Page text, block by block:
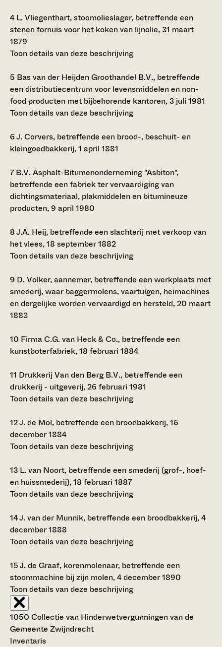
4 L. Vliegenthart, stoomolieslager, betreffende een
stenen fornuis voor het koken van lijnolie, 31 maart
1879
Toon details van deze beschrijving
5 Bas van der Heijden Groothandel B.V., betreffende
een distributiecentrum voor levensmiddelen en non-
food producten met bijbehorende kantoren, 3 juli 1981
Toon details van deze beschrijving
6J. Corvers, betreffende een brood-, beschuit- en
kleingoedbakkerij, 1 april 1881
7 B.V. Asphalt-Bitumenonderneming "Asbiton",
betreffende een fabriek ter vervaardiging van
dichtingsmateriaal, plakmiddelen en bitumineuze
producten, 9 april 1980
8J.A. Heij, betreffende een slachterij met verkoop van
het vlees, 18 september 1882
Toon details van deze beschrijving
9 D. Volker, aannemer, betreffende een werkplaats met
smederij, waar baggermolens, vaartuigen, heimachines
en dergelijke worden vervaardigd en hersteld, 20 maart
1883
10 Firma C.G. van Heck & Co., betreffende een
kunstboterfabriek, 18 februari 1884
11 Drukkerij Van den Berg B.V., betreffende een
drukkerij - uitgeverij, 26 februari 1981
Toon details van deze beschrijving
12J. de Mol, betreffende een broodbakkerij, 16
december 1884
Toon details van deze beschrijving
13 L. van Noort, betreffende een smederij (grof-, hoef-
en huissmederij), 18 februari 1887
Toon details van deze beschrijving
14J. van der Munnik, betreffende een broodbakkerij, 4
december 1888
Toon details van deze beschrijving
15J. de Graaf, korenmolenaar, betreffende een
stoommachine bij zijn molen, 4 december 1890
Toon details van deze beschrijving
1050 Collectie van Hinderwetvergunningen van de
Gemeente Zwijndrecht
Inventaris